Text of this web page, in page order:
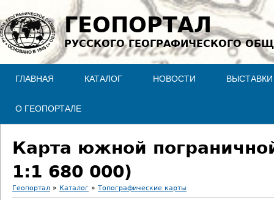
Jump to navigation
ГЕОПОРТАЛ
РУССКОГО ГЕОГРАФИЧЕСКОГО
ГЛАВНАЯ КАТАЛОГ НОВОСТИ ВЫСТАВКИ
О ГЕОПОРТАЛЕ
Карта южной
1:1 680 000)
Геопортал » Каталог » Топографические карты